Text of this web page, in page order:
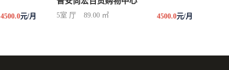
4500.0元/月 5室 厅 89.00 ㎡ 4500.0元/月